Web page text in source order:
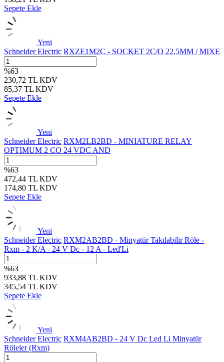
Sepete Ekle
Yeni
Schneider Electric RXZE1M2C - SOCKET 2C/O 22,5MM / MIXE
%63
230,72 TL KDV
85,37 TL KDV
Sepete Ekle
Yeni
Schneider Electric RXM2LB2BD - MINIATURE RELAY
OPTIMUM 2 CO 24 VDC AND
%63
472,44 TL KDV
174,80 TL KDV
Sepete Ekle
Yeni
Schneider Electric RXM2AB2BD - Minyatür Takılabilir Röle -
Rxm - 2 K/A - 24 V Dc - 12 A - Led'Li
%63
933,88 TL KDV
345,54 TL KDV
Sepete Ekle
Yeni
Schneider Electric RXM4AB2BD - 24 V Dc Led Li Minyatür
Röleler (Rxm)